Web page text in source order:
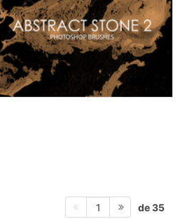
1 de 35